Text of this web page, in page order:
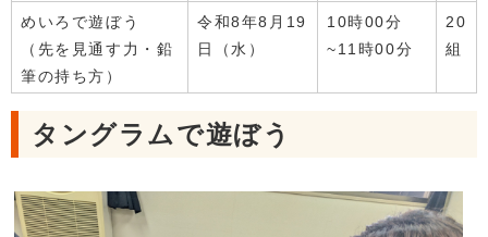
めいろで遊ぼう
（先を見通す力・鉛
筆の持ち方）
令和8年8月19
日（水）
10時00分
~11時00分
20
組
タングラムで遊ぼう